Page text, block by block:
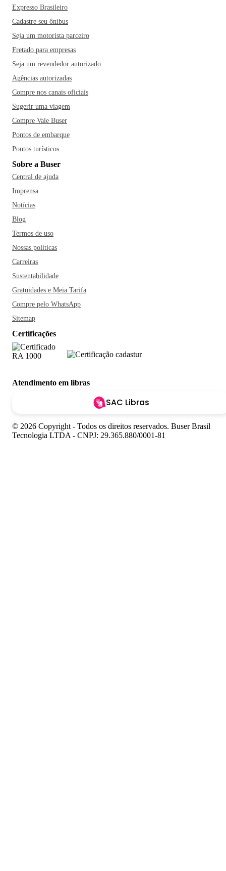
Expresso Brasileiro
Cadastre seu ônibus
Seja um motorista parceiro
Fretado para empresas
Seja um revendedor autorizado
Agências autorizadas
Compre nos canais oficiais
Sugerir uma viagem
Compre Vale Buser
Pontos de embarque
Pontos turísticos
Sobre a Buser
Central de ajuda
Imprensa
Notícias
Blog
Termos de uso
Nossas políticas
Carreiras
Sustentabilidade
Gratuidades e Meia Tarifa
Compre pelo WhatsApp
Sitemap
Certificações
Atendimento em libras
SAC Libras
© 2026 Copyright - Todos os direitos reservados. Buser Brasil
Tecnologia LTDA - CNPJ: 29.365.880/0001-81